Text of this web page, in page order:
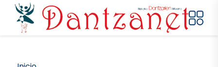
Pasar al contenido principal